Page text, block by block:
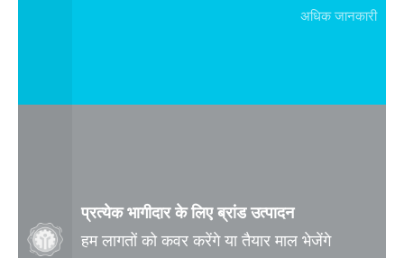
अधिक जानकारी
प्रत्येक भागीदार के लिए ब्रांड उत्पादन
हम लागतों को कवर करेंगे या तैयार माल भेजेंगे